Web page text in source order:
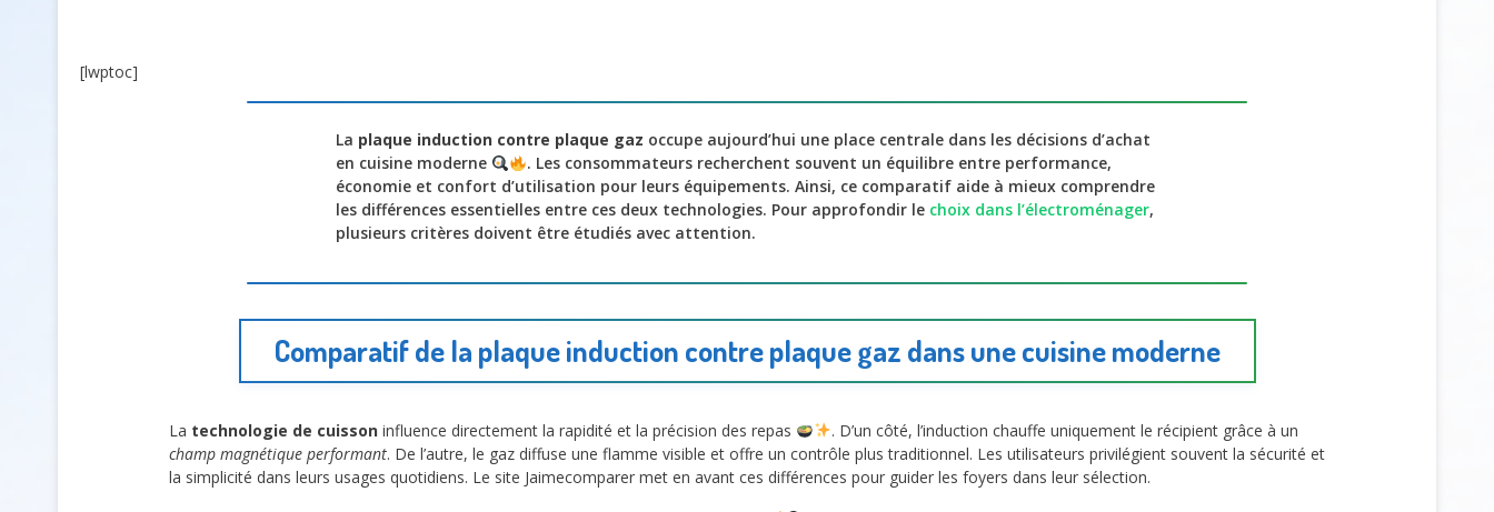
[lwptoc]
La plaque induction contre plaque gaz occupe aujourd’hui une place centrale dans les décisions d’achat
en cuisine moderne
. Les consommateurs recherchent souvent un équilibre entre performance,
économie et confort d’utilisation pour leurs équipements. Ainsi, ce comparatif aide à mieux comprendre
les différences essentielles entre ces deux technologies. Pour approfondir le choix dans l’électroménager,
plusieurs critères doivent être étudiés avec attention.
Comparatif de la plaque induction contre plaque gaz dans une cuisine moderne
La technologie de cuisson influence directement la rapidité et la précision des repas
. D’un côté, l’induction chauffe uniquement le récipient grâce à un
champ magnétique performant. De l’autre, le gaz diffuse une flamme visible et offre un contrôle plus traditionnel. Les utilisateurs privilégient souvent la sécurité et
la simplicité dans leurs usages quotidiens. Le site Jaimecomparer met en avant ces différences pour guider les foyers dans leur sélection.